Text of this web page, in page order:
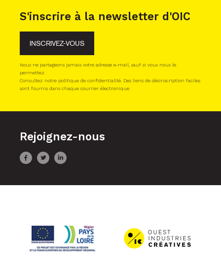
S'inscrire à la newsletter d'OIC
INSCRIVEZ-VOUS
Nous ne partageons jamais votre adresse e-mail, sauf si vous nous le
permettez.
Consultez notre politique de confidentialité. Des liens de désinscription faciles
sont fournis dans chaque courrier électronique.
Rejoignez-nous